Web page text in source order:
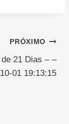
PRÓXIMO
21 Dias – –
01 19:13:15